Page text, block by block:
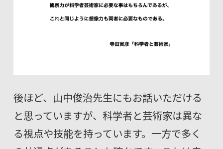
後ほど、山中俊治先生にもお話いただける
と思っていますが、科学者と芸術家は異な
る視点や技能を持っています。一方で多く